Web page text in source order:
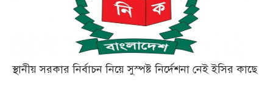
স্থানীয় সরকার নির্বাচন নিয়ে সুস্পষ্ট নির্দেশনা নেই ইসির কাছে